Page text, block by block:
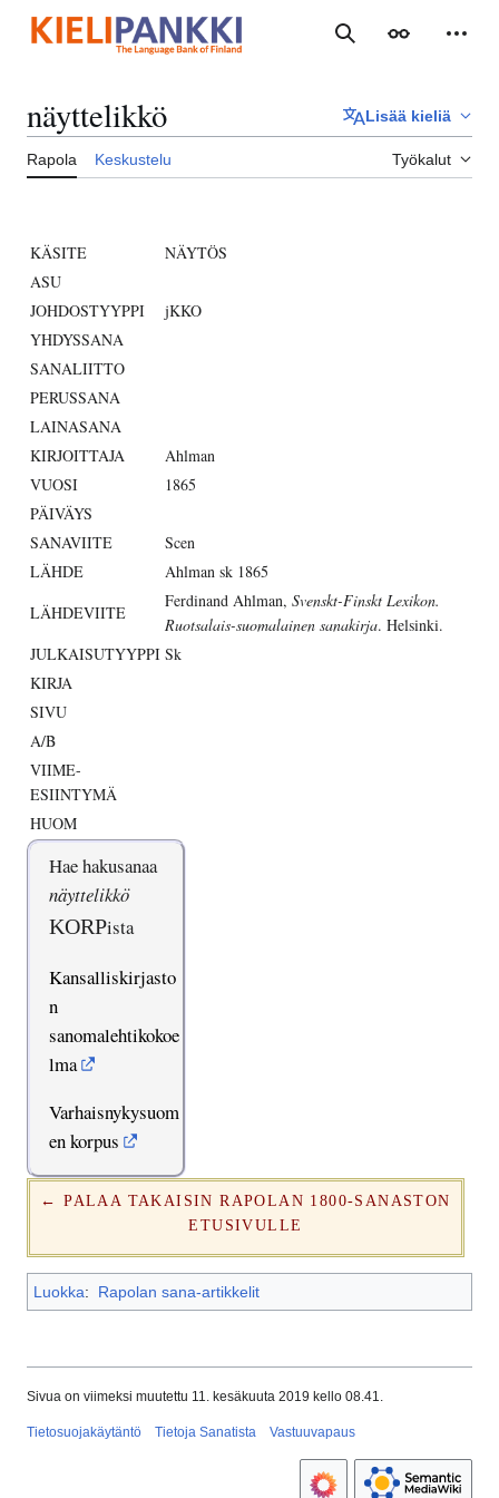
sisältöön
Haku Ulkoasu
näyttelikkö Lisää kieliä
Rapola Keskustelu Työkalut
KÄSITE
NÄYTÖS
ASU
JOHDOSTYYPPI
jKKO
YHDYSSANA
SANALIITTO
PERUSSANA
LAINASANA
KIRJOITTAJA
Ahlman
VUOSI
1865
PÄIVÄYS
SANAVIITE
Scen
LÄHDE
Ahlman sk 1865
LÄHDEVIITE
Ferdinand Ahlman, Svenskt-Finskt Lexikon.
Ruotsalais-suomalainen sanakirja. Helsinki.
JULKAISUTYYPPI Sk
KIRJA
SIVU
A/B
VIIME-
ESIINTYMÄ
HUOM
Hae hakusanaa
näyttelikkö
KORPista
Kansalliskirjasto
n
sanomalehtikokoe
lma
Varhaisnykysuom
en korpus
← PALAA TAKAISIN RAPOLAN 1800-SANASTON
ETUSIVULLE
Luokka: Rapolan sana-artikkelit
Sivua on viimeksi muutettu 11. kesäkuuta 2019 kello 08.41.
Tietosuojakäytäntö Tietoja Sanatista Vastuuvapaus